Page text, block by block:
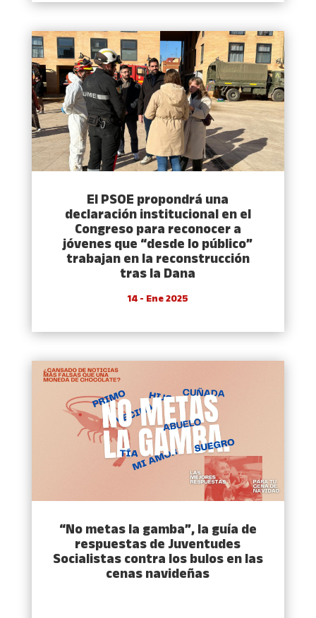
El PSOE propondrá una
declaración institucional en el
Congreso para reconocer a
jóvenes que “desde lo público”
trabajan en la reconstrucción
tras la Dana
14 - Ene 2025
“No metas la gamba”, la guía de
respuestas de Juventudes
Socialistas contra los bulos en las
cenas navideñas